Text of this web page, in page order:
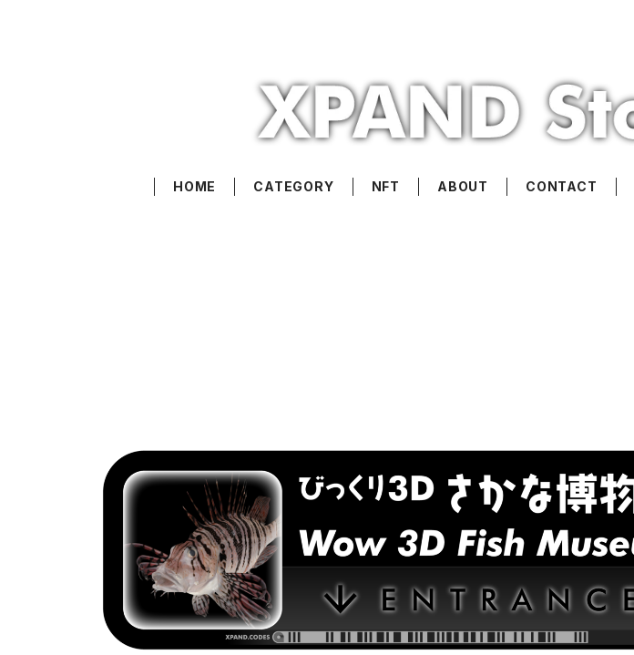
HOME CATEGORY NFT ABOUT CONTACT